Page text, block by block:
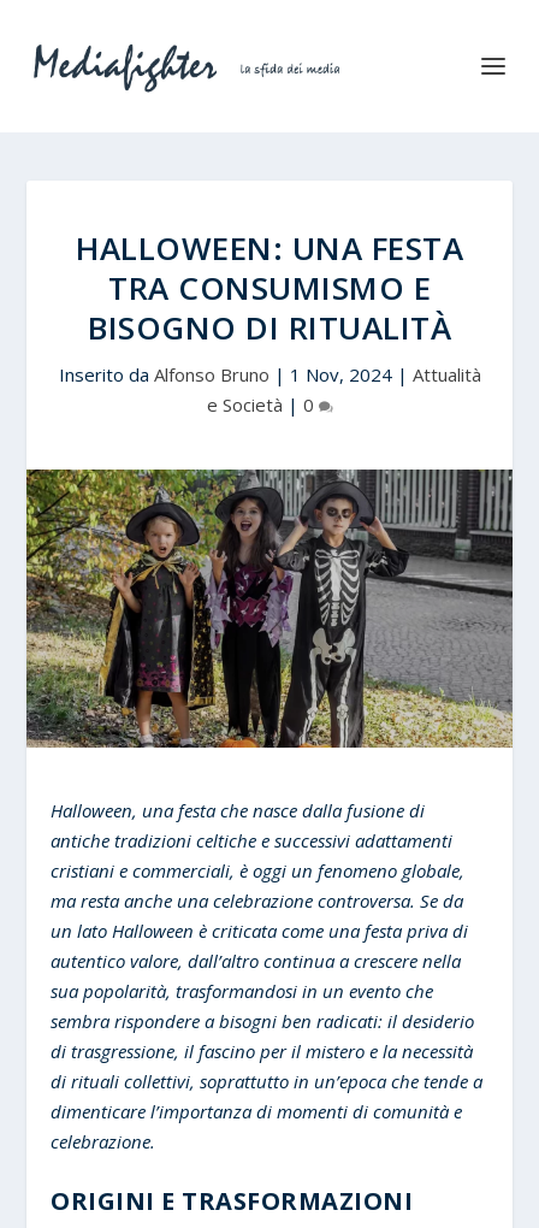
HALLOWEEN: UNA FESTA
TRA CONSUMISMO E
BISOGNO DI RITUALITÀ
Inserito da Alfonso Bruno | 1 Nov, 2024| Attualità
e Società | 0
Halloween, una festa che nasce dalla fusione di
antiche tradizioni celtiche e successivi adattamenti
cristiani e commerciali, è oggi un fenomeno globale,
ma resta anche una celebrazione controversa. Se da
un lato Halloween è criticata come una festa priva di
autentico valore, dall’altro continua a crescere nella
sua popolarità, trasformandosi in un evento che
sembra rispondere a bisogni ben radicati: il desiderio
di trasgressione, il fascino per il mistero e la necessità
di rituali collettivi, soprattutto in un’epoca che tende a
dimenticare l’importanza di momenti di comunità e
celebrazione.
ORIGINI E TRASFORMAZIONI